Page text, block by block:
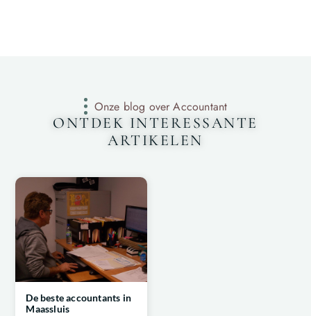
Onze blog over Accountant
ONTDEK INTERESSANTE
ARTIKELEN
De beste accountants in
Maassluis